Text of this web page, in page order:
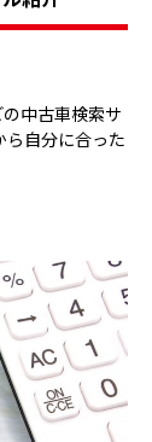
中古車検索サ
ら自分に合った